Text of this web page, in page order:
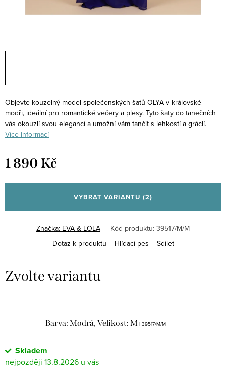
Objevte kouzelný model společenských šatů OLYA v královské
modři, ideální pro romantické večery a plesy. Tyto šaty do tanečních
vás okouzlí svou elegancí a umožní vám tančit s lehkostí a grácií.
Více informací
1 890 Kč
cena:
VYBRAT VARIANTU (2)
Značka: EVA & LOLA Kód produktu: 39517/M/M
Dotaz k produktu
Hlídací pes Sdílet
Barva: Modrá, Velikost: M | 39517/M/M
Skladem
13.8.2026